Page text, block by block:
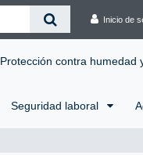
Inicio de
Protección contra humedad
Seguridad laboral